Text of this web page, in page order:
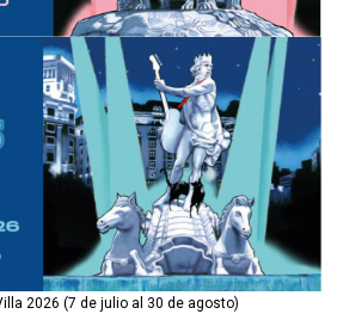
2026 (7 de julio al 30 de agosto)